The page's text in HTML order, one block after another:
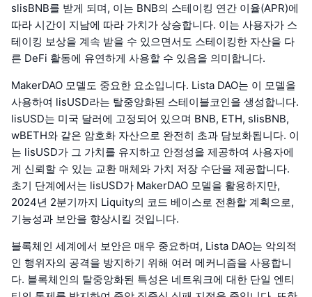
slisBNB를 받게 되며, 이는 BNB의 스테이킹 연간 이율(APR)에
따라 시간이 지남에 따라 가치가 상승합니다. 이는 사용자가 스
테이킹 보상을 계속 받을 수 있으면서도 스테이킹한 자산을 다
른 DeFi 활동에 유연하게 사용할 수 있음을 의미합니다.
MakerDAO 모델도 중요한 요소입니다. Lista DAO는 이 모델을
사용하여 lisUSD라는 탈중앙화된 스테이블코인을 생성합니다.
lisUSD는 미국 달러에 고정되어 있으며 BNB, ETH, slisBNB,
wBETH와 같은 암호화 자산으로 완전히 초과 담보화됩니다. 이
는 lisUSD가 그 가치를 유지하고 안정성을 제공하여 사용자에
게 신뢰할 수 있는 교환 매체와 가치 저장 수단을 제공합니다.
초기 단계에서는 lisUSD가 MakerDAO 모델을 활용하지만,
2024년 2분기까지 Liquity의 코드 베이스로 전환할 계획으로,
기능성과 보안을 향상시킬 것입니다.
블록체인 세계에서 보안은 매우 중요하며, Lista DAO는 악의적
인 행위자의 공격을 방지하기 위해 여러 메커니즘을 사용합니
다. 블록체인의 탈중앙화된 특성은 네트워크에 대한 단일 엔티